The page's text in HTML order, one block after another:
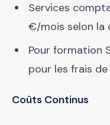
Services
€/mois selon la
Pour formation
pour les frais
Coûts Continus